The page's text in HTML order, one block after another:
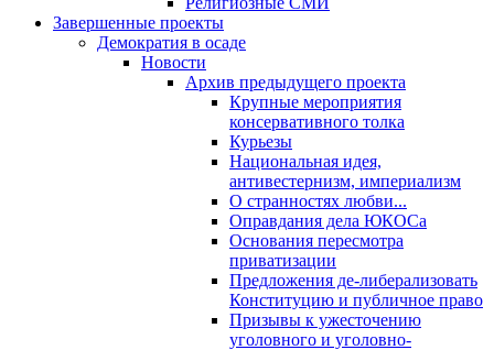
Завершенные проекты
Демократия в осаде
Новости
Архив предыдущего проекта
Крупные мероприятия
консервативного толка
Курьезы
Национальная идея,
антивестернизм, империализм
О странностях любви...
Оправдания дела ЮКОСа
Основания пересмотра
приватизации
Предложения де-либерализовать
Конституцию и публичное право
Призывы к ужесточению
уголовного и уголовно-